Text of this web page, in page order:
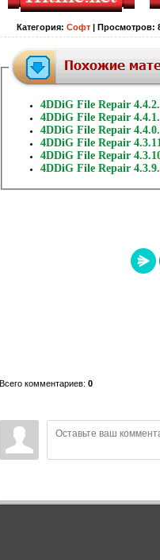
Категория: Софт Просмотров:
4DDiG File Repair
4DDiG File Repair
4DDiG File Repair
4DDiG File Repair
4DDiG File Repair
4DDiG File Repair
Всего комментариев: 0